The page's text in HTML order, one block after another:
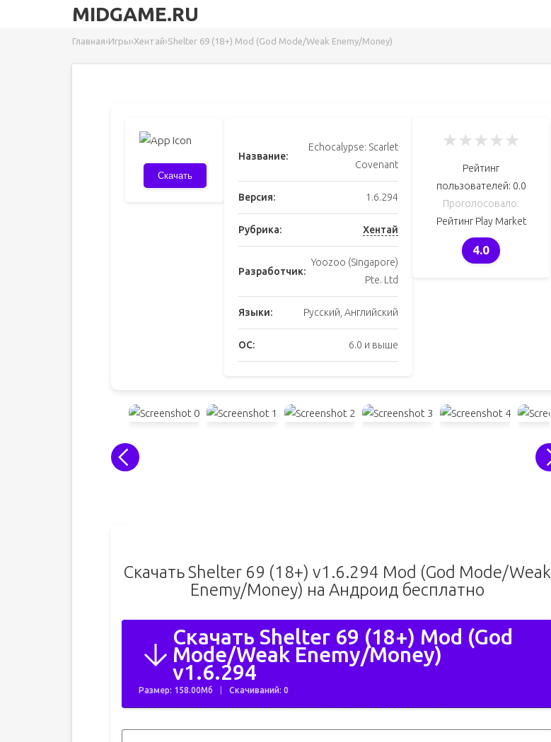
MIDGAME.RU
Главная›Игры›Хентай›Shelter 69 (18+) Mod (God Mode/Weak Enemy/Money)
Скачать
Название:
Echocalypse: Scarlet
Covenant
Версия: 1.6.294
Рубрика: Хентай
Разработчик:
Yoozoo (Singapore)
Pte. Ltd
Языки: Русский, Английский
ОС: 6.0 и выше
★★★★★
Рейтинг
пользователей: 0.0
Проголосовало:
Рейтинг Play Market
4.0
Скачать Shelter 69 (18+) v1.6.294 Mod (God Mode/Weak
Enemy/Money) на Андроид бесплатно
Скачать Shelter 69 (18+) Mod (God
Mode/Weak Enemy/Money)
v1.6.294
Размер: 158.00Мб Скачиваний: 0